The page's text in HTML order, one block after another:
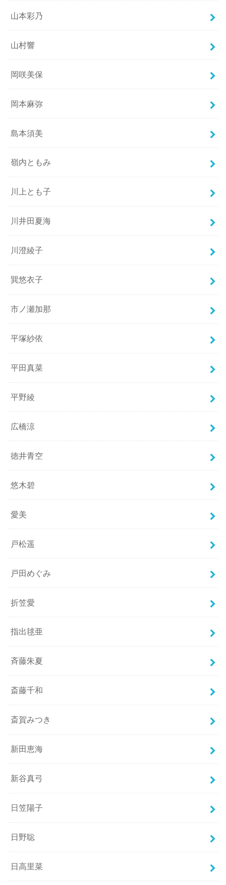
山本彩乃
山村響
岡咲美保
岡本麻弥
島本須美
嶺内ともみ
川上とも子
川井田夏海
川澄綾子
巽悠衣子
市ノ瀬加那
平塚紗依
平田真菜
平野綾
広橋涼
徳井青空
悠木碧
愛美
戸松遥
戸田めぐみ
折笠愛
指出毬亜
斉藤朱夏
斎藤千和
斎賀みつき
新田恵海
新谷真弓
日笠陽子
日野聡
日高里菜